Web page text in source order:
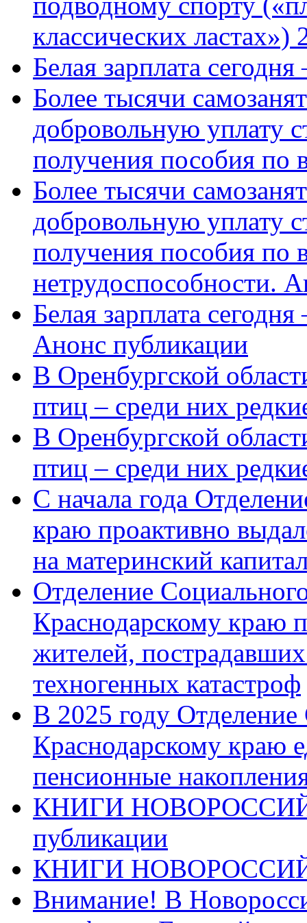
классических ластах»)
Белая зарплата
Более тысячи
добровольную уплату
получения пособия по
Более тысячи
добровольную уплату
получения пособия по
нетрудоспособности.
Белая зарплата
Анонс публикации
В Оренбургской
птиц – среди них
В Оренбургской
птиц – среди них
С начала года
краю проактивно
на материнский
Отделение
Краснодарскому краю
жителей,
техногенных катастроф
В 2025 году
Краснодарскому краю
пенсионные
КНИГИ
публикации
КНИГИ
Внимание! В